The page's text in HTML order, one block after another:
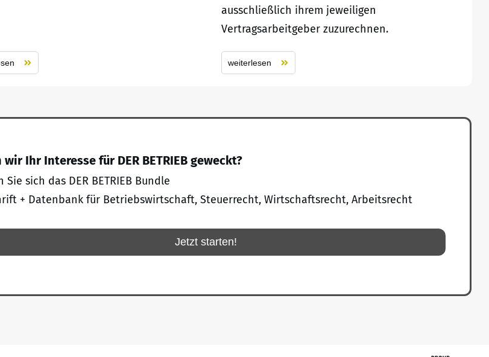
ausschließlich ihrem jeweiligen
Vertragsarbeitgeber zuzurechnen.
weiterlesen
wir Ihr Interesse für DER BETRIEB geweckt?
Sie sich das DER BETRIEB Bundle
+ Datenbank für Betriebswirtschaft, Steuerrecht, Wirtschaftsrecht, Arbeitsrecht
Jetzt starten!